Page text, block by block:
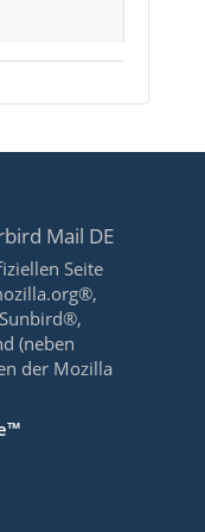
Mail DE
Seite
(neben
der Mozilla